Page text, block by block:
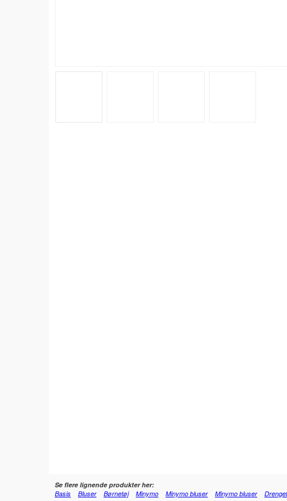
Se flere lignende produkter her:
Basis
Bluser Børnetøj Minymo Minymo bluser Minymo bluser